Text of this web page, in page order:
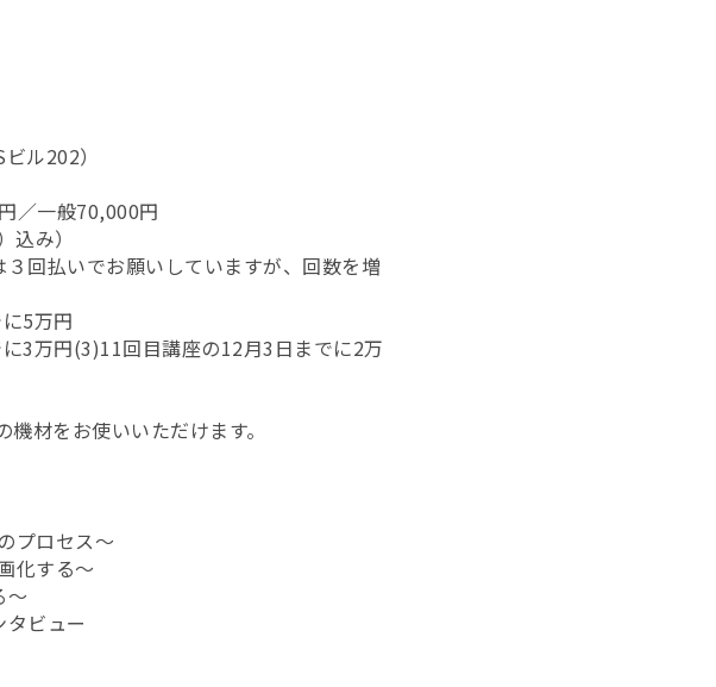
ル202）
／一般70,000円
み）
回払いでお願いしていますが、回数を増
5万円
3万円(3)11回目講座の12月3日までに2万
材をお使いいただけます。
プロセス～
化する～
～
ビュー